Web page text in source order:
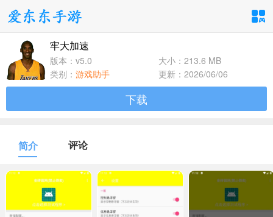
手游分类
卡牌回合
1百+款手游
1百+款手游
体育竞速
1百+款手游
冒险解谜
1百+款手游
模拟经营
1百+款手游
牢大加速
版本：v5.0
大小：213.6 MB
类别： 游戏助手 更新：2026/06/06
下载
简介 评论